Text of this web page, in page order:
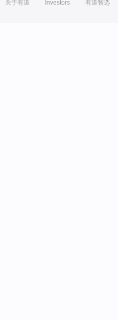
关于有道 Investors 有道智选